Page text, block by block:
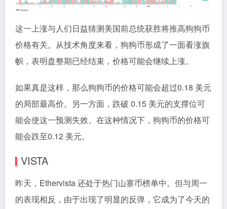
这一上涨与人们日益猜测美国前总统获胜将推高狗狗币
价格有关。从技术角度来看，狗狗币形成了一面看涨旗
帜，表明盘整期已经结束，价格可能会继续上涨。
如果真是这样，那么狗狗币的价格可能会超过0.18 美元
的局部最高价。另一方面，跌破 0.15 美元的支撑位可
能会使这一预测失效。在这种情况下，狗狗币的价格可
能会跌至0.12 美元。
VISTA
昨天，Ethervista 还处于热门山寨币榜单中。但与周一
的表现相反，由于出现了明显的反弹，它成为了今天的